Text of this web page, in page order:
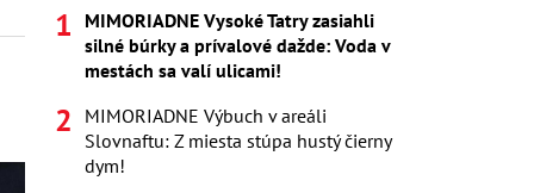
MIMORIADNE Vysoké Tatry zasiahli
silné búrky a prívalové dažde: Voda v
mestách sa valí ulicami!
MIMORIADNE Výbuch v areáli
Slovnaftu: Z miesta stúpa hustý čierny
dym!